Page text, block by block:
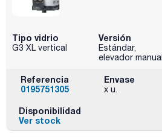
Tipo vidrio
G3 XL vertical
Versión
Estándar,
elevador manual
Referencia
0195751305
Envase
x u.
Disponibilidad
Ver stock